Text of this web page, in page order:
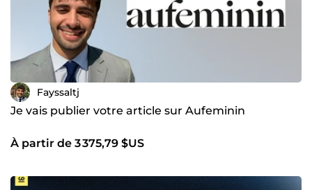
Fayssaltj
Je vais publier votre article sur Aufeminin
À partir de 3 375,79 $US